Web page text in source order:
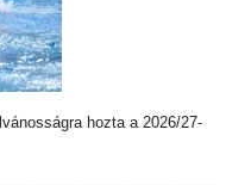
hozta a 2026/27-